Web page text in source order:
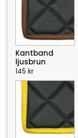
Kantband
ljusbrun
145 kr